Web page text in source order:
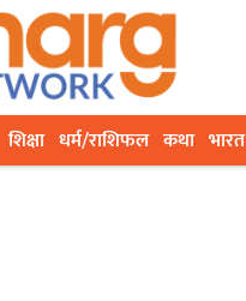
शिक्षा धर्म/राशिफल कथा भारत